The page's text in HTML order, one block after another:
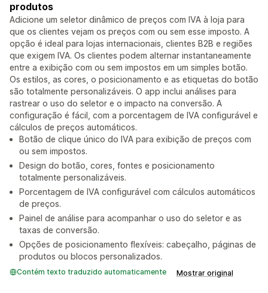
produtos
Adicione um seletor dinâmico de preços com IVA à loja para
que os clientes vejam os preços com ou sem esse imposto. A
opção é ideal para lojas internacionais, clientes B2B e regiões
que exigem IVA. Os clientes podem alternar instantaneamente
entre a exibição com ou sem impostos em um simples botão.
Os estilos, as cores, o posicionamento e as etiquetas do botão
são totalmente personalizáveis. O app inclui análises para
rastrear o uso do seletor e o impacto na conversão. A
configuração é fácil, com a porcentagem de IVA configurável e
cálculos de preços automáticos.
Botão de clique único do IVA para exibição de preços com
ou sem impostos.
Design do botão, cores, fontes e posicionamento
totalmente personalizáveis.
Porcentagem de IVA configurável com cálculos automáticos
de preços.
Painel de análise para acompanhar o uso do seletor e as
taxas de conversão.
Opções de posicionamento flexíveis: cabeçalho, páginas de
produtos ou blocos personalizados.
Contém texto traduzido automaticamente Mostrar original